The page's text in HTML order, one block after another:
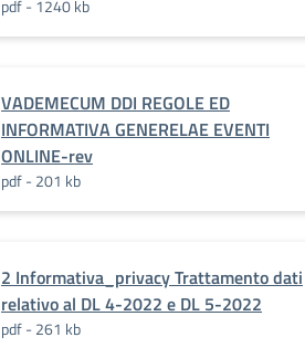
pdf - 1240 kb
VADEMECUM DDI REGOLE ED
INFORMATIVA GENERELAE EVENTI
ONLINE-rev
pdf - 201 kb
2 Informativa_privacy Trattamento dati
relativo al DL 4-2022 e DL 5-2022
pdf - 261 kb